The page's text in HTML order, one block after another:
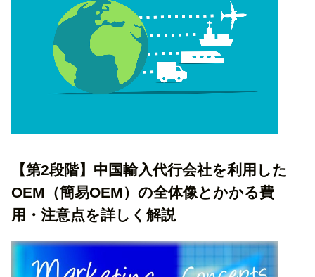
【第2段階】中国輸入代行会社を利用した
OEM（簡易OEM）の全体像とかかる費
用・注意点を詳しく解説